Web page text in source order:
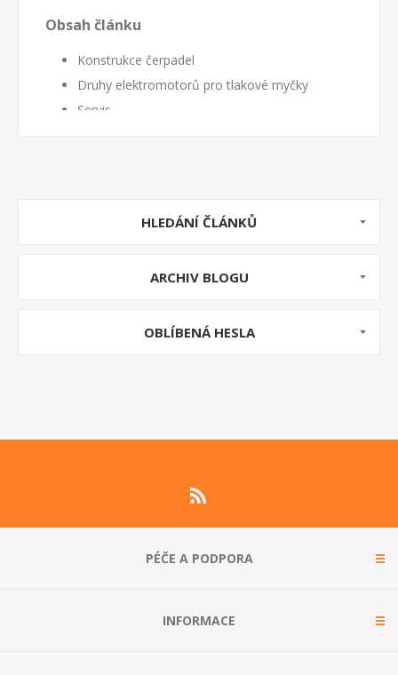
Obsah článku
Konstrukce čerpadel
Druhy elektromotorů pro tlakové myčky
Servis
Vysokotlaké čističe s ohřevem vody
HLEDÁNÍ ČLÁNKŮ
ARCHIV BLOGU
OBLÍBENÁ HESLA
PÉČE A PODPORA
INFORMACE